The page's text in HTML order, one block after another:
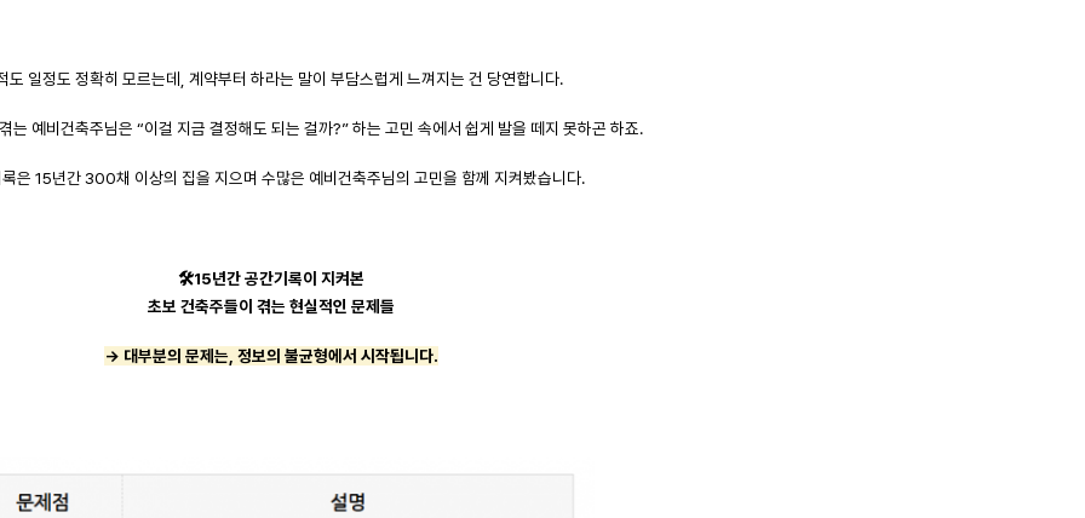
도 일정도 정확히 모르는데, 계약부터 하라는 말이 부담스럽게 느껴지는 건 당연합니다.
는 예비건축주님은 “이걸 지금 결정해도 되는 걸까?” 하는 고민 속에서 쉽게 발을 떼지 못하곤 하죠.
은 15년간 300채 이상의 집을 지으며 수많은 예비건축주님의 고민을 함께 지켜봤습니다.
🛠️15년간 공간기록이 지켜본
초보 건축주들이 겪는 현실적인 문제들
→ 대부분의 문제는, 정보의 불균형에서 시작됩니다.